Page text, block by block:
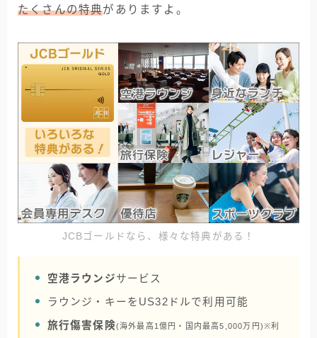
たくさんの特典がありますよ。
JCBゴールドなら、様々な特典がある！
空港ラウンジサービス
ラウンジ・キーをUS32ドルで利用可能
旅行傷害保険(海外最高1億円・国内最高5,000万円)※利